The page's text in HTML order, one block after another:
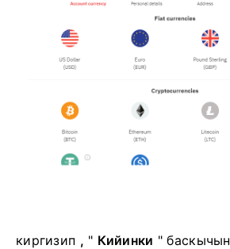
киргизип , " Кийинки "